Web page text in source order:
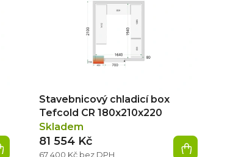
Stavebnicový chladicí box
Tefcold CR 180x210x220
Skladem
67 400 Kč bez DPH
81 554 Kč